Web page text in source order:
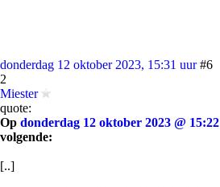
donderdag 12 oktober 2023, 15:31 uur #6
2
Miester
quote:
Op donderdag 12 oktober 2023 @ 15:22
volgende:
[..]